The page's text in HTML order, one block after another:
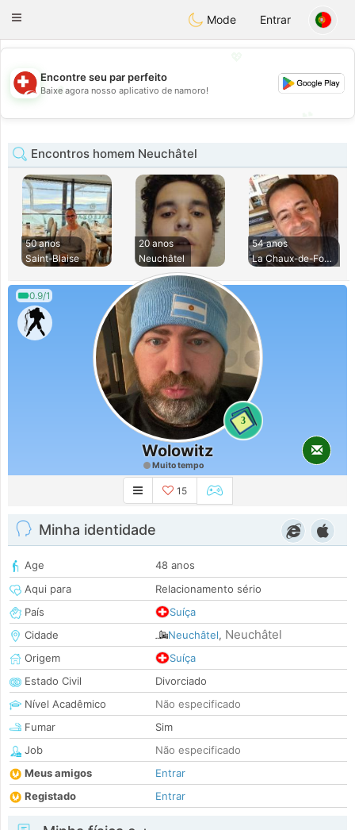
Suissi
Toggle
Mode Entrar
💖
💕
Encontre seu par perfeito
Baixe agora nosso aplicativo de namoro!
Encontros homem Neuchâtel
50 anos
Saint-Blaise
20 anos
Neuchâtel
54 anos
La Chaux-de-Fonds
0.9/1
3
Wolowitz
Muito tempo
15
Minha identidade
Age
48 anos
Aqui para
Relacionamento sério
País
Suíça
Cidade
Neuchâtel, Neuchâtel
Origem
Suíça
Estado Civil
Divorciado
Nível Acadêmico
Não especificado
Fumar
Sim
Job
Não especificado
Meus amigos
Entrar
Registado
Entrar